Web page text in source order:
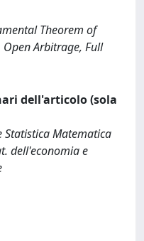
Theorem of
Open Arbitrage, Full
dell'articolo (sola
Statistica Matematica
dell'economia e